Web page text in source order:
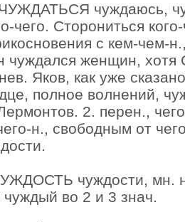
чуждаюсь,
чего. Сторониться
с кем-чем-
чуждался женщин,
Яков, как уже
полное волнений,
2. перен.,
н., свободным от
чуждости, мн.
во 2 и 3 знач.